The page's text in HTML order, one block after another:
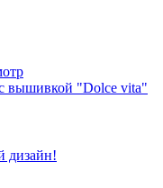
вышивкой "Dolce vita"
дизайн!